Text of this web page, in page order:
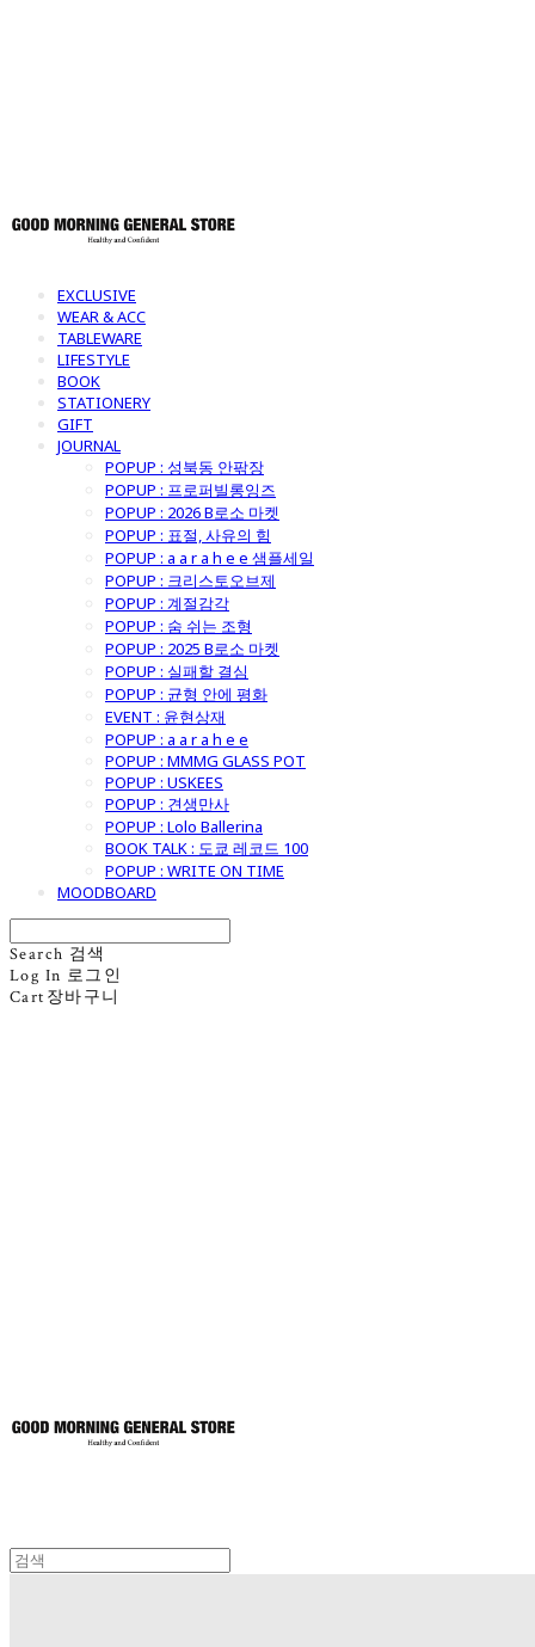
EXCLUSIVE
WEAR & ACC
TABLEWARE
LIFESTYLE
BOOK
STATIONERY
GIFT
JOURNAL
POPUP : 성북동 안팎장
POPUP : 프로퍼빌롱잉즈
POPUP : 2026 B로소 마켓
POPUP : 표절, 사유의 힘
POPUP : a a r a h e e 샘플세일
POPUP : 크리스토오브제
POPUP : 계절감각
POPUP : 숨 쉬는 조형
POPUP : 2025 B로소 마켓
POPUP : 실패할 결심
POPUP : 균형 안에 평화
EVENT : 윤현상재
POPUP : a a r a h e e
POPUP : MMMG GLASS POT
POPUP : USKEES
POPUP : 견생만사
POPUP : Lolo Ballerina
BOOK TALK : 도쿄 레코드 100
POPUP : WRITE ON TIME
MOODBOARD
Search 검색
Log In 로그인
Cart 장바구니